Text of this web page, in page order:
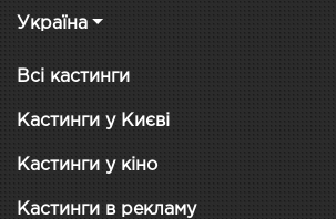
Україна
Всі кастинги
Кастинги у Києві
Кастинги у кіно
Кастинги в рекламу